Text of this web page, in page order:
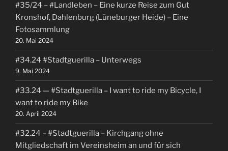
#35/24 – #Landleben – Eine kurze Reise zum Gut
Kronshof, Dahlenburg (Lüneburger Heide) – Eine
Fotosammlung
20. Mai 2024
#34.24 #Stadtguerilla – Unterwegs
9. Mai 2024
#33.24 — #Stadtguerilla – I want to ride my Bicycle, I
want to ride my Bike
20. April 2024
#32.24 – #Stadtguerilla – Kirchgang ohne
Mitgliedschaft im Vereinsheim an und für sich